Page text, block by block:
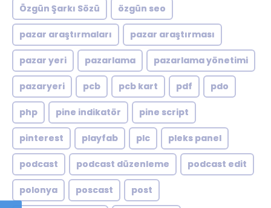
Özgün Şarkı Sözü özgün seo
pazar araştırmaları pazar araştırması
pazar yeri pazarlama pazarlama yönetimi
pazaryeri pcb pcb kart pdf pdo
php pine indikatör pine script
pinterest playfab plc pleks panel
podcast podcast düzenleme podcast edit
polonya poscast post